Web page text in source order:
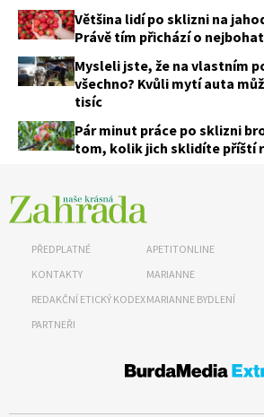
Naše krásná zahrada
Většina lidí po sklizni na
Právě tím přichází o
Mysleli jste, že na vlastním
všechno? Kvůli mytí auta
tisíc
Pár minut práce po sklizni
tom, kolik jich sklidíte příští
PŘEDPLATNÉ
KONTAKTY
REDAKČNÍ ETICKÝ KODEX
PARTNEŘI
APETITONLINE
MARIANNE
MARIANNE BYDLENÍ